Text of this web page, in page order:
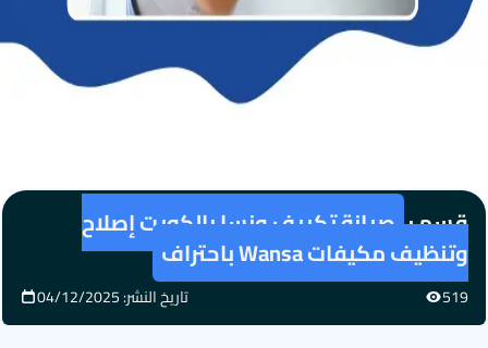
قسم : صيانة تكييف ونسا بالكويت إصلاح
وتنظيف مكيفات Wansa باحتراف
519 تاريخ النشر: 04/12/2025